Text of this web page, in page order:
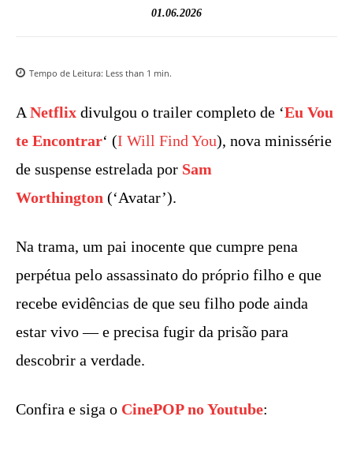
01.06.2026
Tempo de Leitura: Less than 1 min.
A Netflix divulgou o trailer completo de ‘Eu Vou
te Encontrar‘ (I Will Find You), nova minissérie
de suspense estrelada por Sam
Worthington (‘Avatar’).
Na trama, um pai inocente que cumpre pena
perpétua pelo assassinato do próprio filho e que
recebe evidências de que seu filho pode ainda
estar vivo — e precisa fugir da prisão para
descobrir a verdade.
Confira e siga o CinePOP no Youtube: